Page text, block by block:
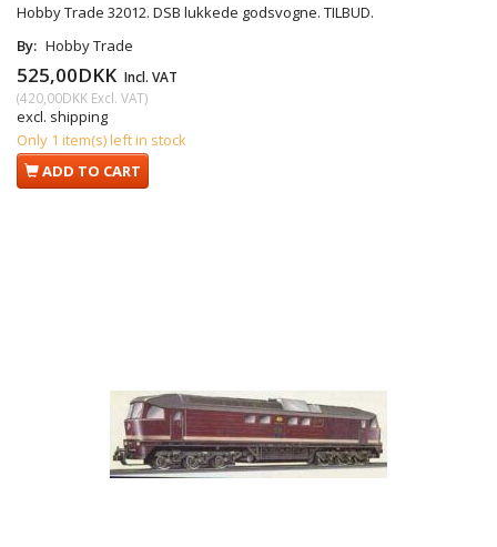
Hobby Trade 32012. DSB lukkede godsvogne. TILBUD.
By: Hobby Trade
525,00DKK Incl. VAT
(420,00DKK Excl. VAT)
excl. shipping
Only 1 item(s) left in stock
ADD TO CART